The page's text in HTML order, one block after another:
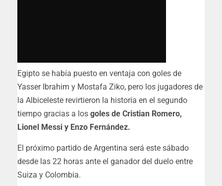
Egipto se había puesto en ventaja con goles de
Yasser Ibrahim y Mostafa Ziko, pero los jugadores de
la Albiceleste revirtieron la historia en el segundo
tiempo gracias a los goles de Cristian Romero,
Lionel Messi y Enzo Fernández.
El próximo partido de Argentina será este sábado
desde las 22 horas ante el ganador del duelo entre
Suiza y Colombia.